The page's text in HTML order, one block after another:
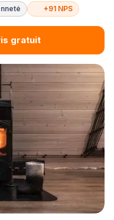
+91 NPS
gratuit